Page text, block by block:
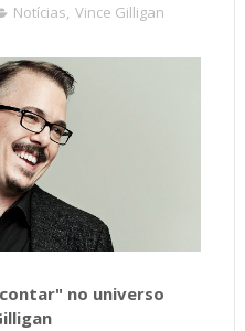
Notícias, Vince Gilligan
no universo